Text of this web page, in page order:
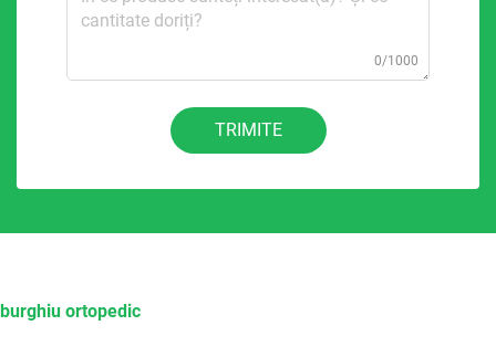
0/1000
TRIMITE
burghiu ortopedic